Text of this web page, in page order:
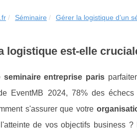
Séminaire Gérer la logistique d’un
logistique est-elle
seminaire entreprise paris
EventMB 2024, 78% des
s'assurer que votre
de vos objectifs business